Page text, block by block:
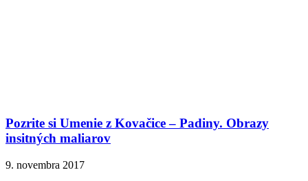
Pozrite si Umenie z Kovačice – Padiny. Obrazy
insitných maliarov
9. novembra 2017